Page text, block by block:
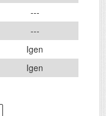
---
---
Igen
Igen